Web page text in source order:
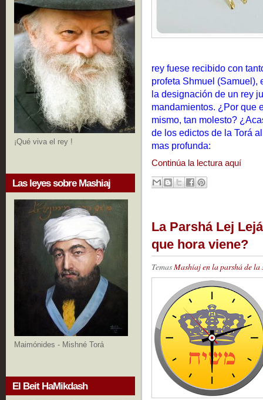
¡Qué viva el rey !
Las leyes sobre Mashiaj
Maimónides - Mishné Torá
El Beit HaMikdash
rey fuese recibido con
profeta Shmuel (Samuel),
la designación de un rey
mandamientos. ¿Por que
mismo, tan molesto?
de los edictos de la Torá
mas profunda:
Continúa la lectura aquí
La Parshá Lej
que hora viene?
TemasMashíaj en la parshá de la